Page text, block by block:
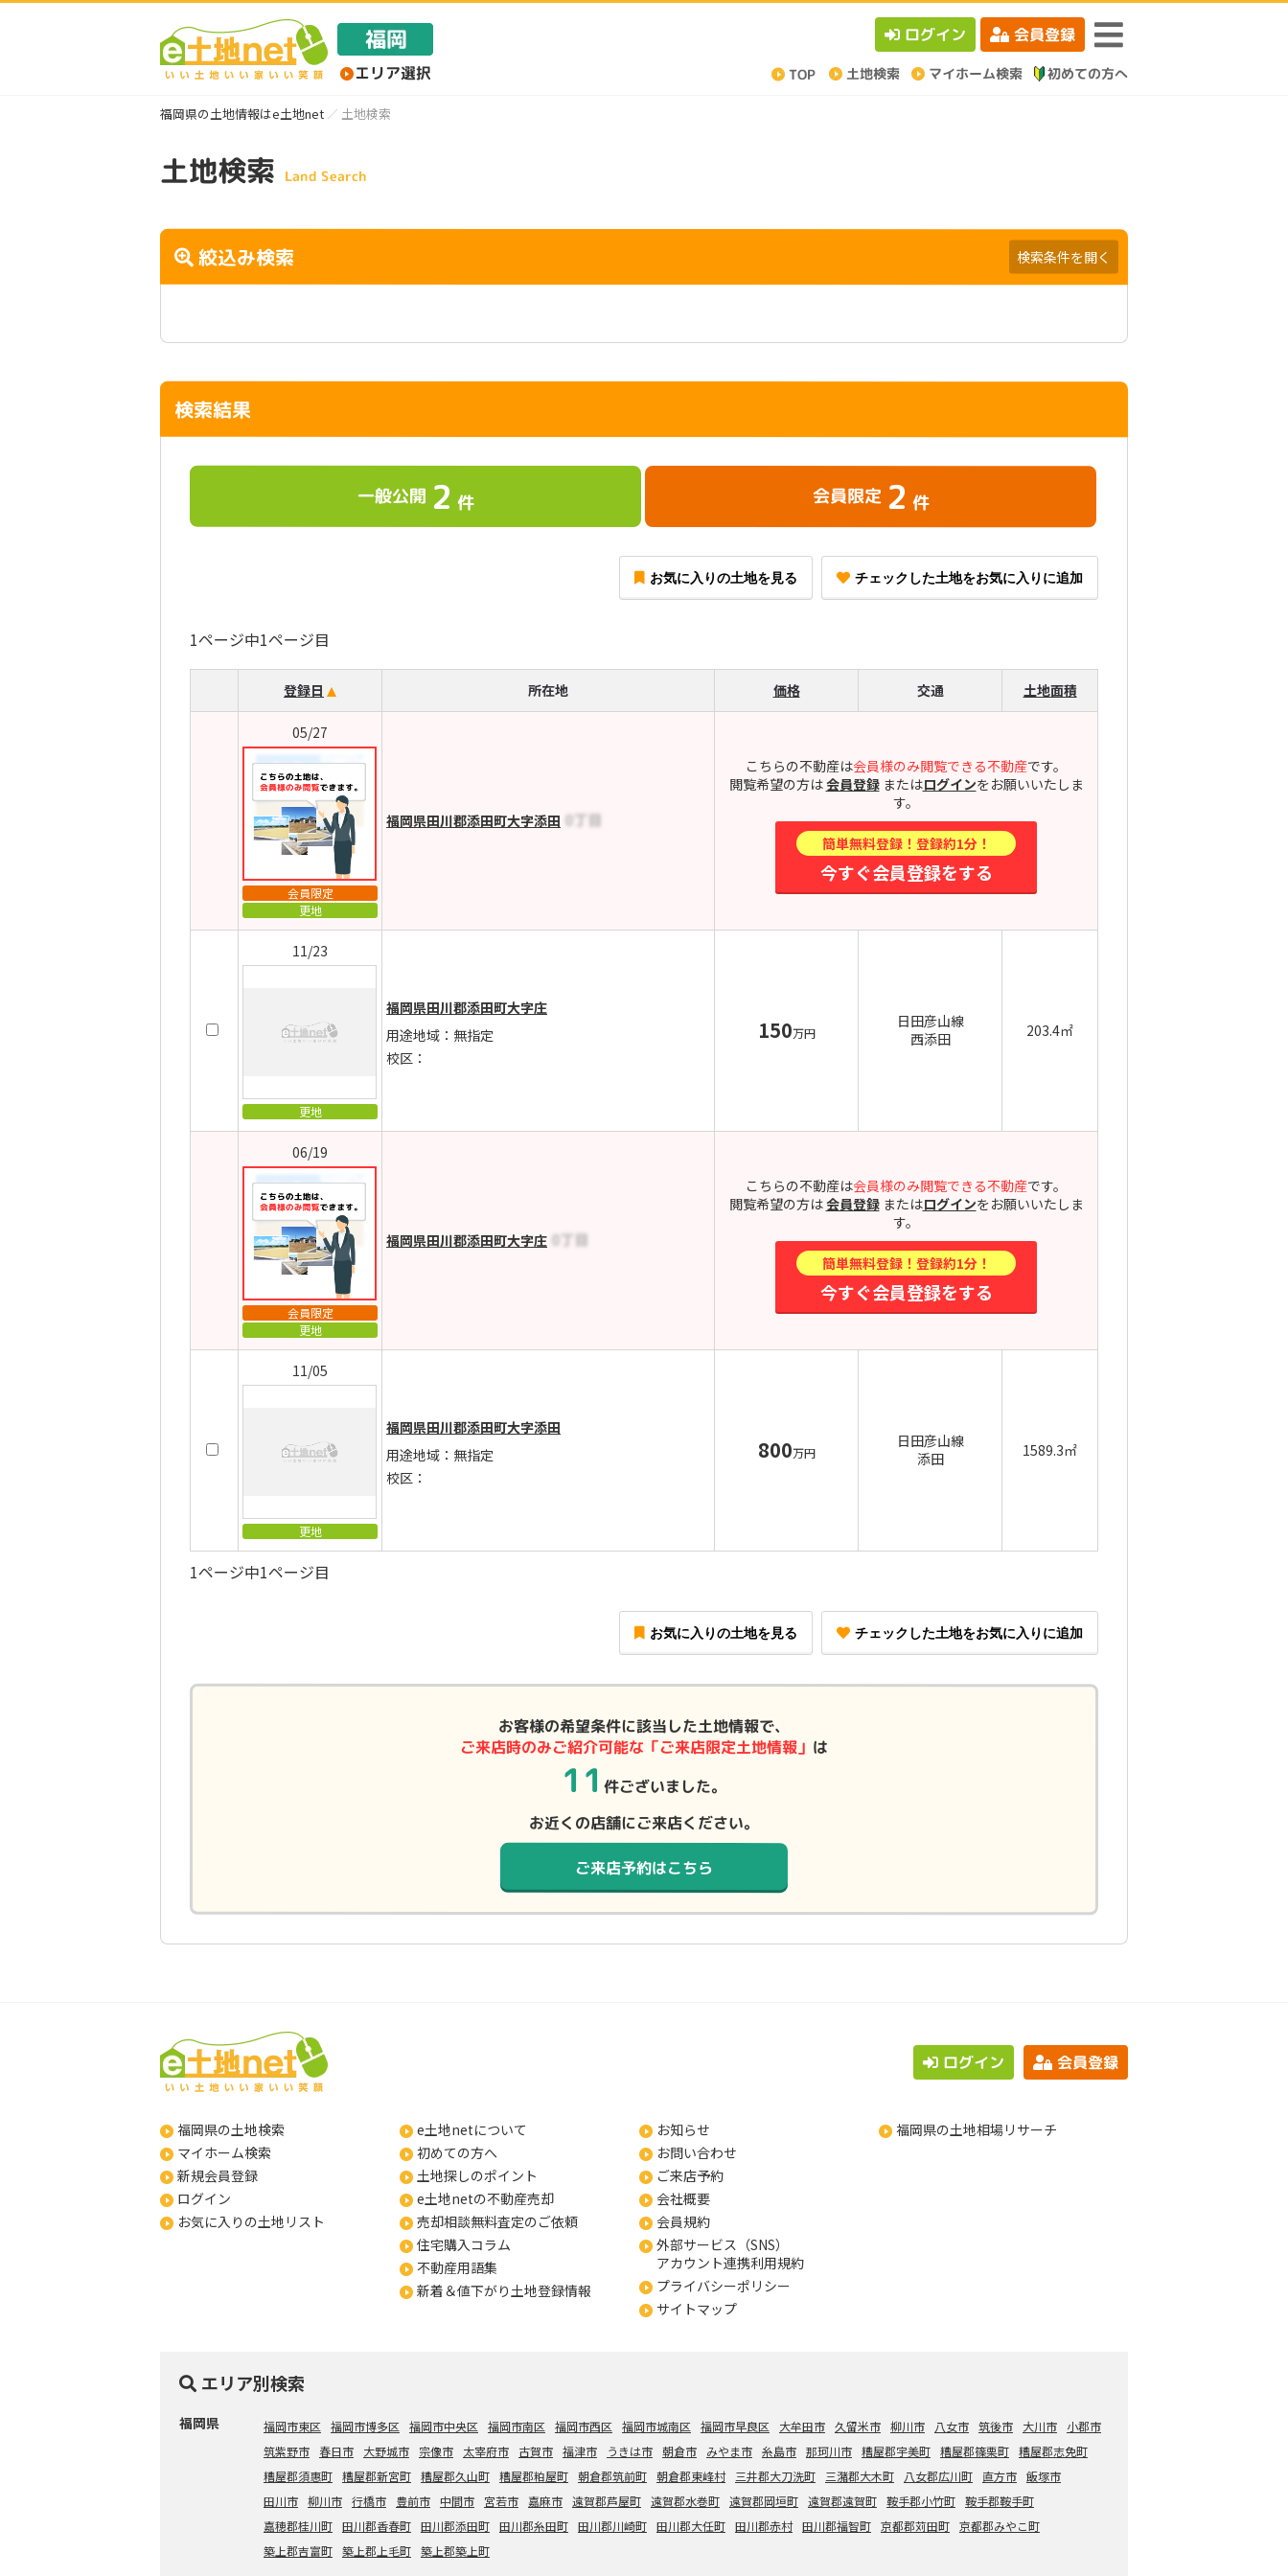
ログイン 会員登録
福岡県の土地情報はe土地net 土地検索
土地検索 Land Search
絞込み検索 検索条件を開く
検索結果
一般公開 2 件 会員限定 2 件
お気に入りの土地を見る チェックした土地をお気に入りに追加
1ページ中1ページ目
登録日 所在地 価格 交通 土地面積
05/27
会員限定
更地
福岡県田川郡添田町大字添田
こちらの不動産は会員様のみ閲覧できる不動産です。
閲覧希望の方は会員登録またはログインをお願いいたしま
す。
簡単無料登録！登録約1分！
今すぐ会員登録をする
11/23
更地
福岡県田川郡添田町大字庄
用途地域：無指定
校区：
150万円
日田彦山線
西添田
203.4㎡
06/19
会員限定
更地
福岡県田川郡添田町大字庄
こちらの不動産は会員様のみ閲覧できる不動産です。
閲覧希望の方は会員登録またはログインをお願いいたしま
す。
簡単無料登録！登録約1分！
今すぐ会員登録をする
11/05
更地
福岡県田川郡添田町大字添田
用途地域：無指定
校区：
800万円
日田彦山線
添田
1589.3㎡
1ページ中1ページ目
お気に入りの土地を見る チェックした土地をお気に入りに追加
お客様の希望条件に該当した土地情報で、
ご来店時のみご紹介可能な「ご来店限定土地情報」 は
11件ございました。
お近くの店舗にご来店ください。
ご来店予約はこちら
ログイン 会員登録
福岡県の土地検索
マイホーム検索
新規会員登録
ログイン
お気に入りの土地リスト
e土地netについて
初めての方へ
土地探しのポイント
e土地netの不動産売却
売却相談無料査定のご依頼
住宅購入コラム
不動産用語集
新着＆値下がり土地登録情報
お知らせ
お問い合わせ
ご来店予約
会社概要
会員規約
外部サービス（SNS）
アカウント連携利用規約
プライバシーポリシー
サイトマップ
福岡県の土地相場リサーチ
エリア別検索
福岡県 福岡市東区 福岡市博多区 福岡市中央区 福岡市南区 福岡市西区 福岡市城南区 福岡市早良区 大牟田市 久留米市 柳川市 八女市 筑後市 大川市
小郡市
筑紫野市
春日市 大野城市 宗像市 太宰府市 古賀市 福津市 うきは市 朝倉市 みやま市 糸島市 那珂川市 糟屋郡宇美町 糟屋郡篠栗町 糟屋郡志免町
糟屋郡須惠町 糟屋郡新宮町 糟屋郡久山町 糟屋郡粕屋町 朝倉郡筑前町 朝倉郡東峰村 三井郡大刀洗町 三潴郡大木町 八女郡広川町 直方市 飯塚市
田川市 柳川市 行橋市 豊前市 中間市 宮若市 嘉麻市 遠賀郡芦屋町 遠賀郡水巻町 遠賀郡岡垣町 遠賀郡遠賀町 鞍手郡小竹町 鞍手郡鞍手町
嘉穂郡桂川町 田川郡香春町 田川郡添田町 田川郡糸田町 田川郡川崎町 田川郡大任町 田川郡赤村 田川郡福智町 京都郡苅田町 京都郡みやこ町
築上郡吉富町 築上郡上毛町 築上郡築上町